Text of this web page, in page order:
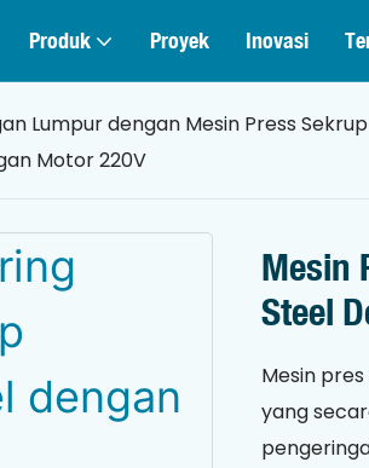
Produk Proyek Inovasi
Lumpur dengan Mesin Press Sekrup
Motor 220V
Mesin
Steel
Mesin
yang